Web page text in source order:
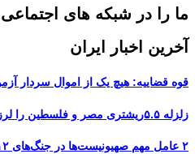
ما را در شبکه های اجتماعی
آخرین اخبار ایران
قوه قضاییه: هیچ یک از اموال سردار
زلزله ۵.۵ریشتری مصر و فلسطین را لرزاند
۲ عامل مهم صهیونیست‌ها در جنگ‌های ۱۲ روزه و ۴۰ روزه اعدام شدند